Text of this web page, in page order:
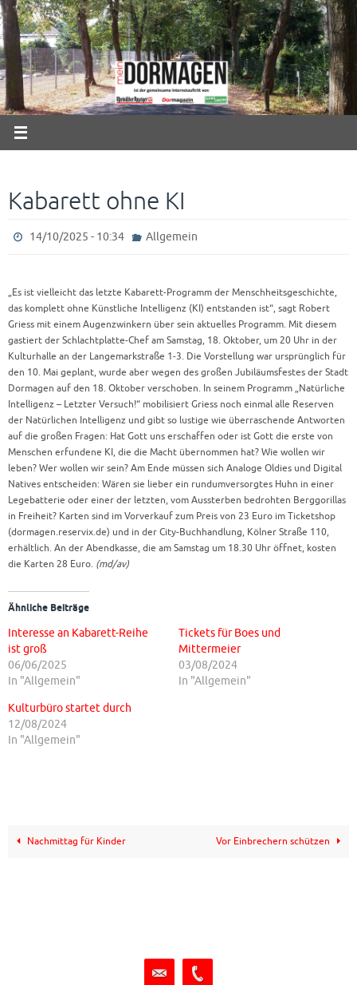
Zum
Inhalt
springen
Kabarett ohne KI
14/10/2025 - 10:34 Allgemein
„Es ist vielleicht das letzte Kabarett-Programm der Menschheitsgeschichte,
das komplett ohne Künstliche Intelligenz (KI) entstanden ist“, sagt Robert
Griess mit einem Augenzwinkern über sein aktuelles Programm. Mit diesem
gastiert der Schlachtplatte-Chef am Samstag, 18. Oktober, um 20 Uhr in der
Kulturhalle an der Langemarkstraße 1-3. Die Vorstellung war ursprünglich für
den 10. Mai geplant, wurde aber wegen des großen Jubiläumsfestes der Stadt
Dormagen auf den 18. Oktober verschoben. In seinem Programm „Natürliche
Intelligenz – Letzter Versuch!“ mobilisiert Griess noch einmal alle Reserven
der Natürlichen Intelligenz und gibt so lustige wie überraschende Antworten
auf die großen Fragen: Hat Gott uns erschaffen oder ist Gott die erste von
Menschen erfundene KI, die die Macht übernommen hat? Wie wollen wir
leben? Wer wollen wir sein? Am Ende müssen sich Analoge Oldies und Digital
Natives entscheiden: Wären sie lieber ein rundumversorgtes Huhn in einer
Legebatterie oder einer der letzten, vom Aussterben bedrohten Berggorillas
in Freiheit? Karten sind im Vorverkauf zum Preis von 23 Euro im Ticketshop
(dormagen.reservix.de) und in der City-Buchhandlung, Kölner Straße 110,
erhältlich. An der Abendkasse, die am Samstag um 18.30 Uhr öffnet, kosten
die Karten 28 Euro. (md/av)
Ähnliche Beiträge
Interesse an Kabarett-Reihe
ist groß
06/06/2025
In "Allgemein"
Tickets für Boes und
Mittermeier
03/08/2024
In "Allgemein"
Kulturbüro startet durch
12/08/2024
In "Allgemein"
Nachmittag für Kinder Vor Einbrechern schützen